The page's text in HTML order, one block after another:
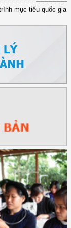
mục tiêu quốc gia
Hỗ trợ Phụ nữ khởi